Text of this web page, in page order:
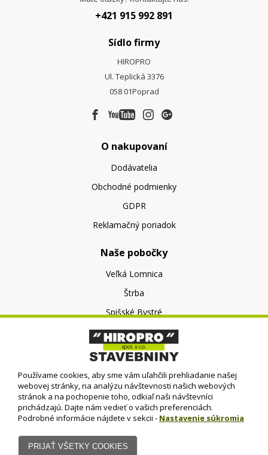
+421 915 992 891
Sídlo firmy
HIROPRO
Ul. Teplická 3376
058 01Poprad
O nakupovaní
Dodávatelia
Obchodné podmienky
GDPR
Reklamačný poriadok
Naše pobočky
Veľká Lomnica
Štrba
Spišské Bystré
O nás
O spoločnosti
Kontakt
Používame cookies, aby sme vám uľahčili prehliadanie našej
webovej stránky, na analýzu návštevnosti našich webových
stránok a na pochopenie toho, odkiaľ naši návštevníci
prichádzajú. Dajte nám vedieť o vašich preferenciách.
Podrobné informácie nájdete v sekcii - Nastavenie súkromia